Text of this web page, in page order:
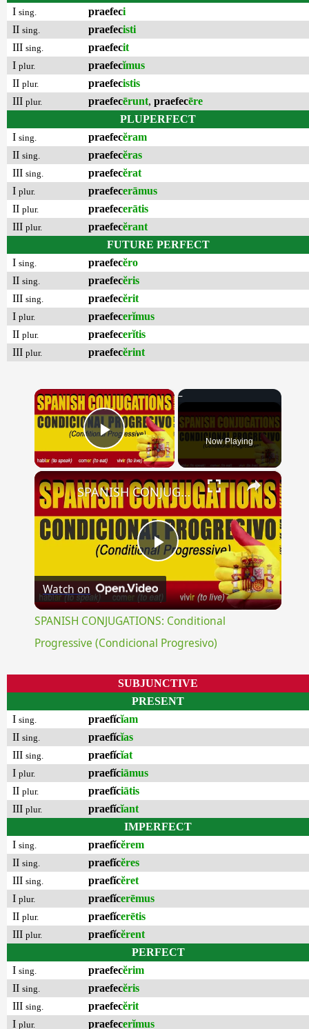
I sing. praefeci
II sing. praefecisti
III sing. praefecit
I plur. praefecĭmus
II plur. praefecistis
III plur. praefecērunt, praefecēre
PLUPERFECT
I sing. praefecĕram
II sing. praefecĕras
III sing. praefecĕrat
I plur. praefecerāmus
II plur. praefecerātis
III plur. praefecĕrant
FUTURE PERFECT
I sing. praefecĕro
II sing. praefecĕris
III sing. praefecĕrit
I plur. praefecerĭmus
II plur. praefecerĭtis
III plur. praefecĕrint
×
Play Video Now Playing
×
Play
Video
SPANISH CONJUGATIONS: Conditional Progressive (Condicional Progresivo)
Watch on
SPANISH CONJUGATIONS: Conditional
Progressive (Condicional Progresivo)
SUBJUNCTIVE
PRESENT
I sing. praefĭcĭam
II sing. praefĭcĭas
III sing. praefĭcĭat
I plur. praefĭciāmus
II plur. praefĭciātis
III plur. praefĭcĭant
IMPERFECT
I sing. praefĭcĕrem
II sing. praefĭcĕres
III sing. praefĭcĕret
I plur. praefĭcerēmus
II plur. praefĭcerētis
III plur. praefĭcĕrent
PERFECT
I sing. praefecĕrim
II sing. praefecĕris
III sing. praefecĕrit
I plur. praefecerĭmus